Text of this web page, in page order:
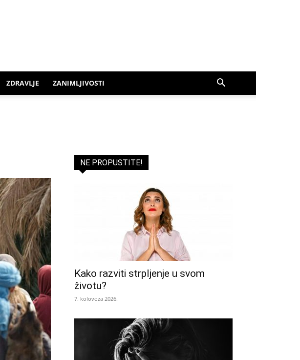
ZDRAVLJE ZANIMLJIVOSTI
NE PROPUSTITE!
Kako razviti strpljenje u svom
životu?
7. kolovoza 2026.